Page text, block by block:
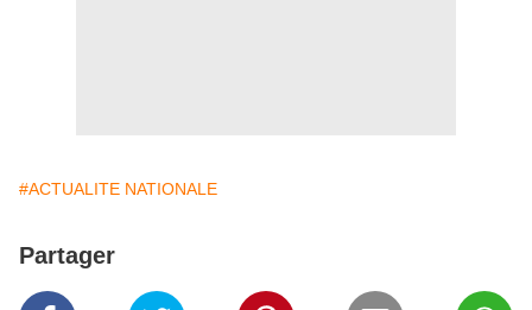
#ACTUALITE NATIONALE
Partager